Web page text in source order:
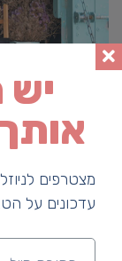
יש
מצטרפים
עדכונים על